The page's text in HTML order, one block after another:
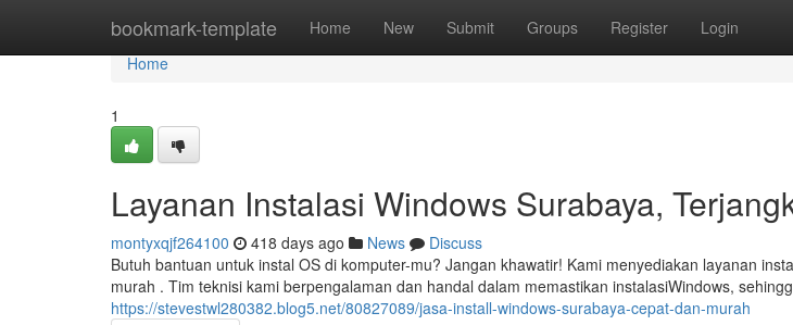
bookmark-template Home New Submit Groups Register Login
Home
Home
1
Layanan Instalasi Windows Surabaya,
montyxqjf264100 418 days ago News
Discuss
Butuh bantuan untuk instal OS di komputer-mu? Jangan khawatir! Kami menyediakan layanan
murah . Tim teknisi kami berpengalaman dan handal dalam memastikan instalasiWindows,
https://stevestwl280382.blog5.net/80827089/jasa-install-windows-surabaya-cepat-dan-murah